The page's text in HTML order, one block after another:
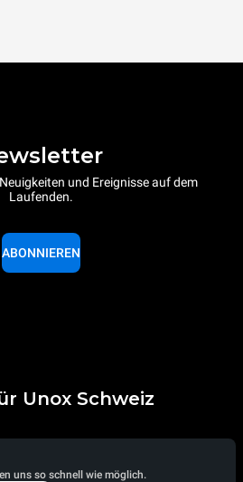
und Ereignisse auf dem
Laufenden.
ABONNIEREN
Unox Schweiz
uns so schnell wie möglich.